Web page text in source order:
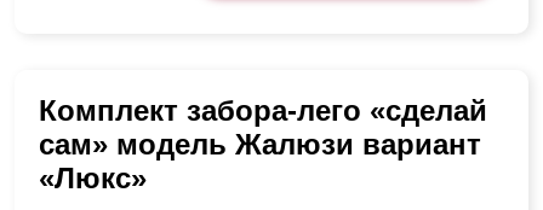
Комплект забора-лего «сделай
сам» модель Жалюзи вариант
«Люкс»